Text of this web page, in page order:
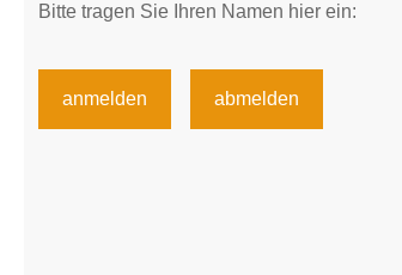
Bitte tragen Sie Ihren Namen hier ein: